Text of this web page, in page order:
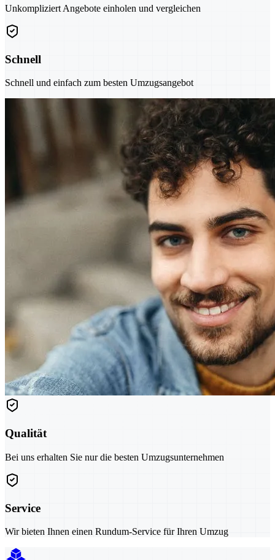
Unkompliziert Angebote einholen und vergleichen
Schnell
Schnell und einfach zum besten Umzugsangebot
Qualität
Bei uns erhalten Sie nur die besten Umzugsunternehmen
Service
Wir bieten Ihnen einen Rundum-Service für Ihren Umzug